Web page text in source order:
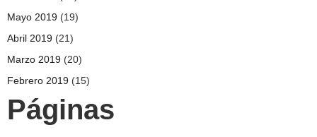
Mayo 2019 (19)
Abril 2019 (21)
Marzo 2019 (20)
Febrero 2019 (15)
Páginas